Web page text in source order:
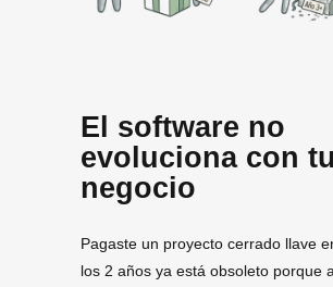
El software no
evoluciona con tu
negocio
Pagaste un proyecto cerrado llave
los 2 años ya está obsoleto porque